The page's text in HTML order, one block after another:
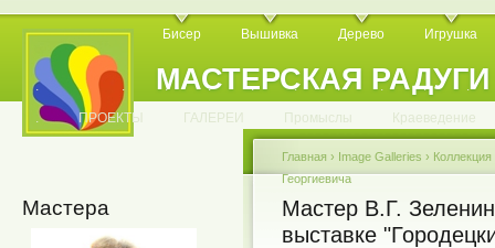
МАСТЕРСКАЯ РАДУГИ
Бисер Вышивка Дерево Игрушка
. . . . . . . . . . .
. ПРОЕКТЫ ГАЛЕРЕИ Промыслы Краеведение
Мастера
Главная › Image Galleries ›
Георгиевича
Мастер В.Г.
выставке